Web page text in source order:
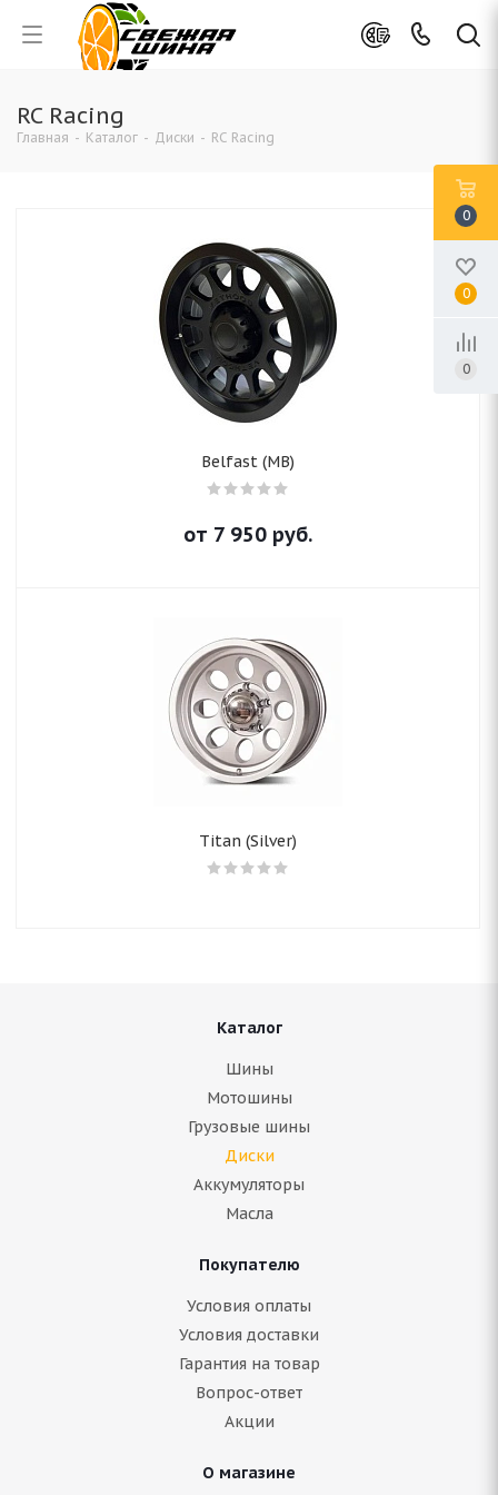
RC Racing
Главная - Каталог - Диски - RC Racing
Belfast (MB)
от 7 950 руб.
Titan (Silver)
Каталог
Шины
Мотошины
Грузовые шины
Диски
Аккумуляторы
Масла
Покупателю
Условия оплаты
Условия доставки
Гарантия на товар
Вопрос-ответ
Акции
О магазине
0
0
0